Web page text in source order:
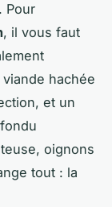
Pour
, il vous faut
hachée
et un
oignons
tout : la